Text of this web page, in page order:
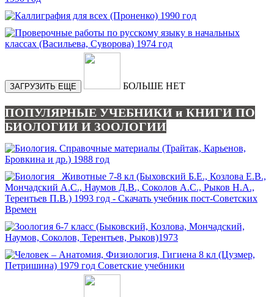
ЗАГРУЗИТЬ ЕЩЕ БОЛЬШЕ НЕТ
ПОПУЛЯРНЫЕ УЧЕБНИКИ и КНИГИ ПО
БИОЛОГИИ И ЗООЛОГИИ